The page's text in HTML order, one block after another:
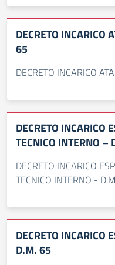
DECRETO INCARICO
65
DECRETO INCARICO
DECRETO INCARICO
TECNICO INTERNO –
DECRETO INCARICO
TECNICO INTERNO -
DECRETO INCARICO
D.M. 65